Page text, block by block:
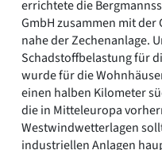
errichtete die
GmbH zusammen mit
nahe der Zechenanlage.
Schadstoffbelastung für
wurde für die
einen halben Kilometer
die in Mitteleuropa
Westwindwetterlagen
industriellen Anlagen